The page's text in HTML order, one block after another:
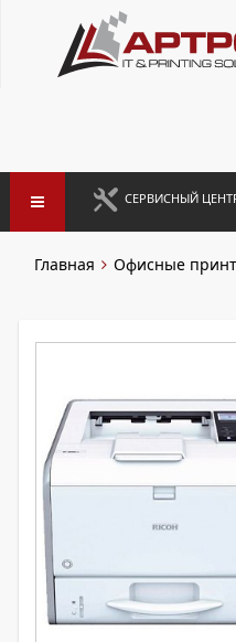
СЕРВИСНЫЙ
ПРОФИЛАКТИКА И
РАЗОВЫЕ РЕМОНТЫ
Главная Офисные